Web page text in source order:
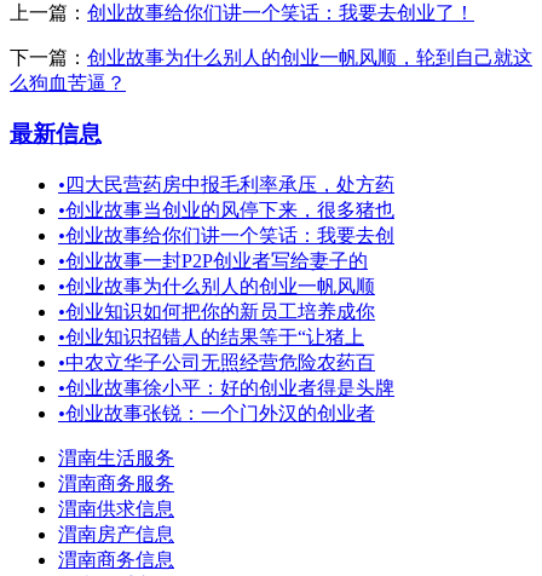
上一篇： 创业故事给你们讲一个笑话：我要去创业了！
下一篇： 创业故事为什么别人的创业一帆风顺，轮到自己就这
么狗血苦逼？
最新信息
• 四大民营药房中报毛利率承压，处方药
•创业故事当创业的风停下来，很多猪也
•创业故事给你们讲一个笑话：我要去创
•创业故事一封P2P创业者写给妻子的
•创业故事为什么别人的创业一帆风顺
•创业知识如何把你的新员工培养成你
•创业知识招错人的结果等于“让猪上
•中农立华子公司无照经营危险农药百
•创业故事徐小平：好的创业者得是头牌
•创业故事张锐：一个门外汉的创业者
渭南生活服务
渭南商务服务
渭南供求信息
渭南房产信息
渭南商务信息